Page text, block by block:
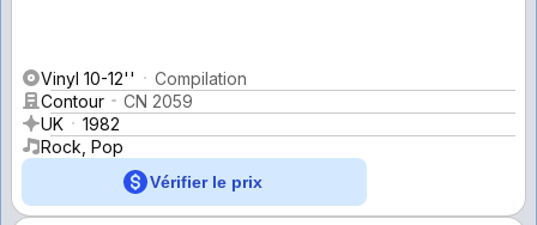
Vinyl 10-12''
Compilation
Contour
CN 2059
UK
1982
Rock, Pop
Vérifier le prix